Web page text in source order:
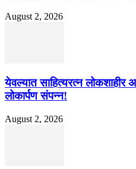
August 2, 2026
येवल्यात साहित्यरत्न लोकशाहीर
लोकार्पण संपन्न!
August 2, 2026